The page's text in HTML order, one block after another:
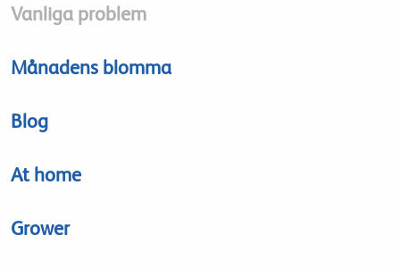
Vanliga problem
Månadens blomma
Blog
At home
Grower